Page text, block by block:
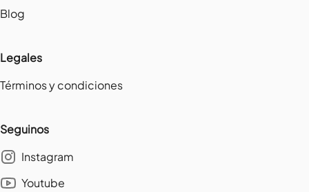
Blog
Legales
Términos y condiciones
Seguinos
Instagram
Youtube